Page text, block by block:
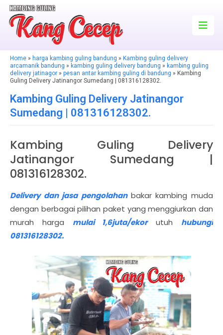
Home » harga kambing guling bandung » Kambing guling delivery
arcamanik bandung » kambing guling delivery bandung » kambing guling
delivery jatinagor » pesan antar kambing guling di bandung » Kambing
Guling Delivery Jatinangor Sumedang | 081316128302.
Kambing Guling Delivery Jatinangor
Sumedang | 081316128302.
Kambing Guling Delivery
Jatinangor Sumedang |
081316128302.
Delivery dan jasa pengolahan bakar kambing muda
dengan berbagai pilihan paket yang menggiurkan dan
murah harga mulai 1,6juta/ekorutuh hubungi
081316128302.